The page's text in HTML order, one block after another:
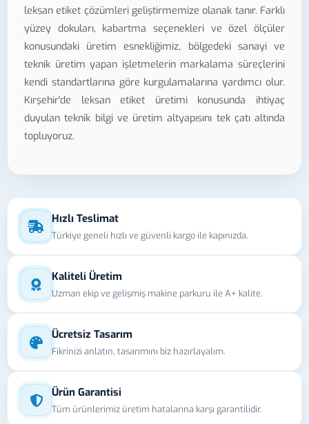
leksan etiket çözümleri geliştirmemize olanak tanır. Farklı
yüzey dokuları, kabartma seçenekleri ve özel ölçüler
konusundaki üretim esnekliğimiz, bölgedeki sanayi ve
teknik üretim yapan işletmelerin markalama süreçlerini
kendi standartlarına göre kurgulamalarına yardımcı olur.
Kırşehir'de leksan etiket üretimi konusunda ihtiyaç
duyulan teknik bilgi ve üretim altyapısını tek çatı altında
topluyoruz.
Hızlı Teslimat
Türkiye geneli hızlı ve güvenli kargo ile kapınızda.
Kaliteli Üretim
Uzman ekip ve gelişmiş makine parkuru ile A+ kalite.
Ücretsiz Tasarım
Fikrinizi anlatın, tasarımını biz hazırlayalım.
Ürün Garantisi
Tüm ürünlerimiz üretim hatalarına karşı garantilidir.